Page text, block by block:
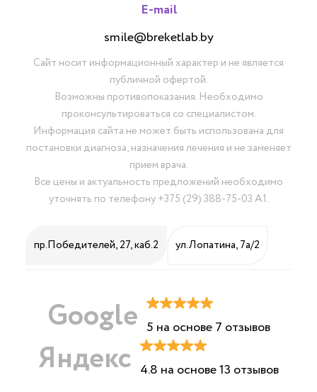
E-mail
smile@breketlab.by
Сайт носит информационный характер и не является
публичной офертой.
Возможны противопоказания. Необходимо
проконсультироваться со специалистом.
Информация сайта не может быть использована для
постановки диагноза, назначения лечения и не заменяет
прием врача.
Все цены и актуальность предложений необходимо
уточнять по телефону+375 (29) 388-75-03 А1.
пр.Победителей, 27, каб.2 ул.Лопатина, 7а/2
Google 5 на основе 7 отзывов
Яндекс 4.8 на основе 13 отзывов